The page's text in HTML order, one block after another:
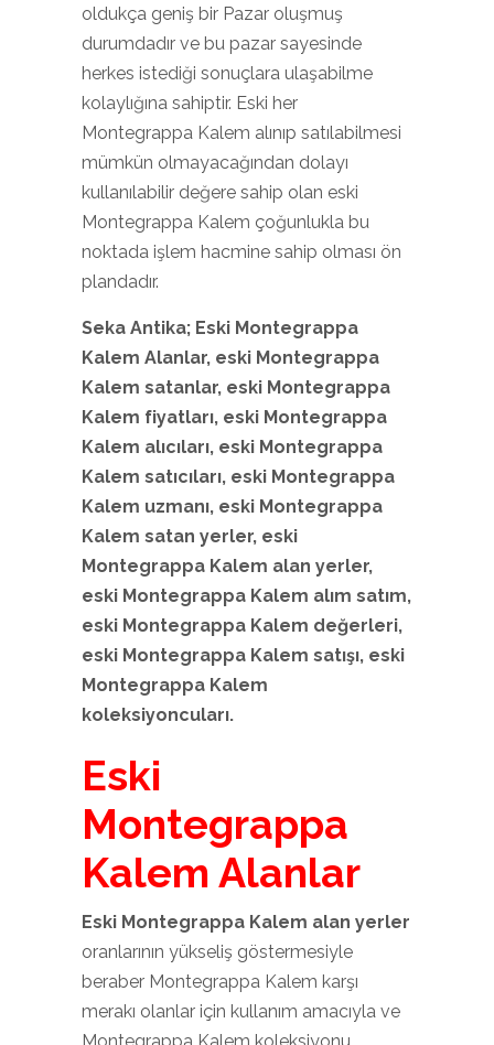
oldukça geniş bir Pazar oluşmuş
durumdadır ve bu pazar sayesinde
herkes istediği sonuçlara ulaşabilme
kolaylığına sahiptir. Eski her
Montegrappa Kalem alınıp satılabilmesi
mümkün olmayacağından dolayı
kullanılabilir değere sahip olan eski
Montegrappa Kalem çoğunlukla bu
noktada işlem hacmine sahip olması ön
plandadır.
Seka Antika; Eski Montegrappa
Kalem Alanlar, eski Montegrappa
Kalem satanlar, eski Montegrappa
Kalem fiyatları, eski Montegrappa
Kalem alıcıları, eski Montegrappa
Kalem satıcıları, eski Montegrappa
Kalem uzmanı, eski Montegrappa
Kalem satan yerler, eski
Montegrappa Kalem alan yerler,
eski Montegrappa Kalem alım satım,
eski Montegrappa Kalem değerleri,
eski Montegrappa Kalem satışı, eski
Montegrappa Kalem
koleksiyoncuları.
Eski
Montegrappa
Kalem Alanlar
Eski Montegrappa Kalem alan yerler
oranlarının yükseliş göstermesiyle
beraber Montegrappa Kalem karşı
merakı olanlar için kullanım amacıyla ve